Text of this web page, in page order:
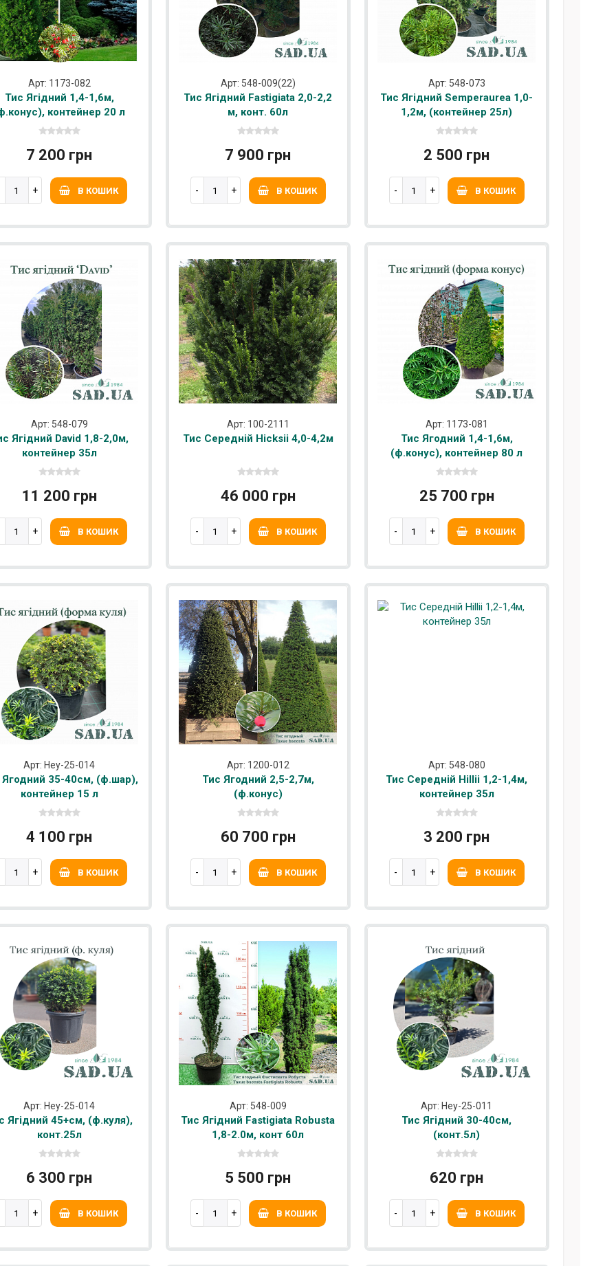
Арт: 1173-082
Тис Ягідний 1,4-1,6м,
контейнер 20 л
7 200 грн
В КОШИК
Арт: 548-009(22)
Тис Ягідний Fastigiata 2,0-2,2
м, конт. 60л
7 900 грн
В КОШИК
Арт: 548-073
Тис Ягідний Semperaurea 1,0-
1,2м, (контейнер 25л)
2 500 грн
В КОШИК
Арт: 548-079
Ягідний David 1,8-2,0м,
контейнер 35л
11 200 грн
В КОШИК
Арт: 100-2111
Тис Середній Hicksii 4,0-4,2м
46 000 грн
В КОШИК
Арт: 1173-081
Тис Ягодний 1,4-1,6м,
(ф.конус), контейнер 80 л
25 700 грн
В КОШИК
Арт: Hey-25-014
Ягодний 35-40см, (ф.шар),
контейнер 15 л
4 100 грн
В КОШИК
Арт: 1200-012
Тис Ягодний 2,5-2,7м,
(ф.конус)
60 700 грн
В КОШИК
Арт: 548-080
Тис Середній Hillii 1,2-1,4м,
контейнер 35л
3 200 грн
В КОШИК
Арт: Hey-25-014
Ягідний 45+см, (ф.куля),
конт.25л
6 300 грн
В КОШИК
Арт: 548-009
Тис Ягідний Fastigiata Robusta
1,8-2.0м, конт 60л
5 500 грн
В КОШИК
Арт: Hey-25-011
Тис Ягідний 30-40см,
(конт.5л)
620 грн
В КОШИК